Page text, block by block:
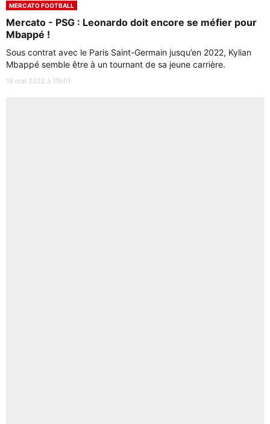
MERCATO FOOTBALL
Mercato - PSG : Leonardo doit encore se méfier pour
Mbappé !
Sous contrat avec le Paris Saint-Germain jusqu’en 2022, Kylian
Mbappé semble être à un tournant de sa jeune carrière.
16 mai 2022 à 17h01